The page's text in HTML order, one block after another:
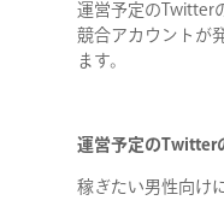
運営予定のTwitter
競合アカウントが
ます。
運営予定のTwitter
稼ぎたい男性向け